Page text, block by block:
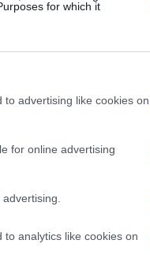
for which it
advertising like cookies on
for online advertising
analytics like cookies on
fuori rotta:
parchi e